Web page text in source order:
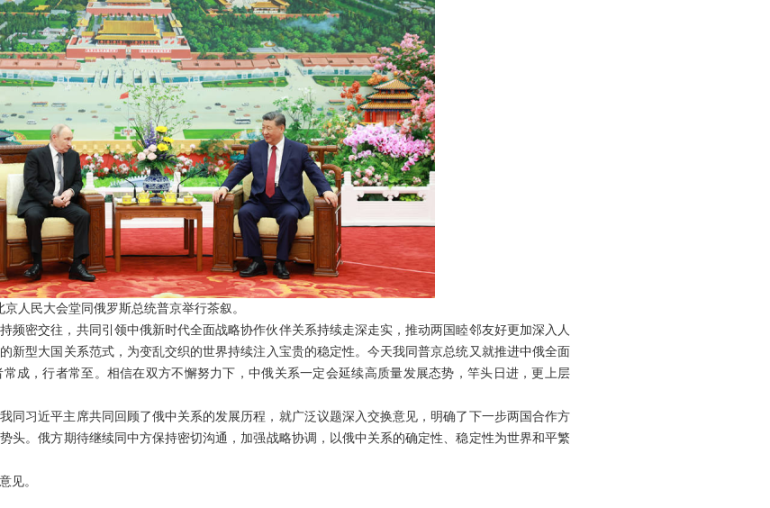
人民大会堂同俄罗斯总统普京举行茶叙。
频密交往，共同引领中俄新时代全面战略协作伙伴关系持续走深走实，推动两国睦邻友好更加深入人
新型大国关系范式，为变乱交织的世界持续注入宝贵的稳定性。今天我同普京总统又就推进中俄全面
成，行者常至。相信在双方不懈努力下，中俄关系一定会延续高质量发展态势，竿头日进，更上层
同习近平主席共同回顾了俄中关系的发展历程，就广泛议题深入交换意见，明确了下一步两国合作方
头。俄方期待继续同中方保持密切沟通，加强战略协调，以俄中关系的确定性、稳定性为世界和平繁
见。